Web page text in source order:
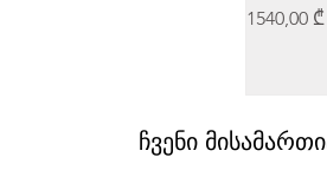
Price
1540,00 ₾
ჩვენი